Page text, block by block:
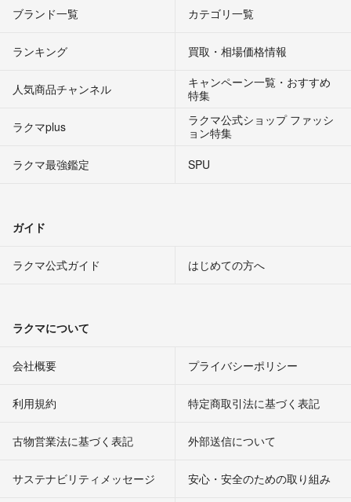
ブランド一覧 カテゴリ一覧
ランキング 買取・相場価格情報
人気商品チャンネル
キャンペーン一覧・おすすめ
特集
ラクマplus
ラクマ公式ショップ ファッシ
ョン特集
ラクマ最強鑑定
SPU
ガイド
ラクマ公式ガイド はじめての方へ
ラクマについて
会社概要 プライバシーポリシー
利用規約 特定商取引法に基づく表記
古物営業法に基づく表記 外部送信について
サステナビリティメッセージ 安心・安全のための取り組み